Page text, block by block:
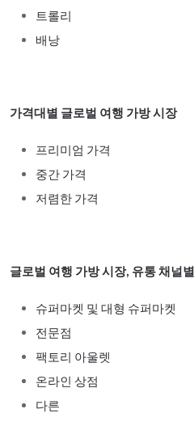
트롤리
배낭
가격대별 글로벌 여행 가방 시장
프리미엄 가격
중간 가격
저렴한 가격
글로벌 여행 가방 시장, 유통 채널별
슈퍼마켓 및 대형 슈퍼마켓
전문점
팩토리 아울렛
온라인 상점
다른